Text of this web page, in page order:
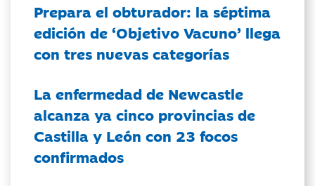
Prepara el obturador: la séptima
edición de ‘Objetivo Vacuno’ llega
con tres nuevas categorías
La enfermedad de Newcastle
alcanza ya cinco provincias de
Castilla y León con 23 focos
confirmados